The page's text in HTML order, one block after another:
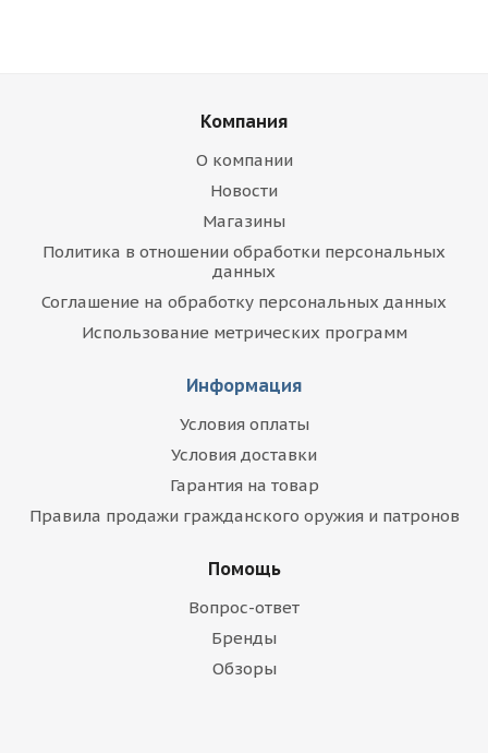
Компания
О компании
Новости
Магазины
Политика в отношении обработки персональных
данных
Соглашение на обработку персональных данных
Использование метрических программ
Информация
Условия оплаты
Условия доставки
Гарантия на товар
Правила продажи гражданского оружия и патронов
Помощь
Вопрос-ответ
Бренды
Обзоры